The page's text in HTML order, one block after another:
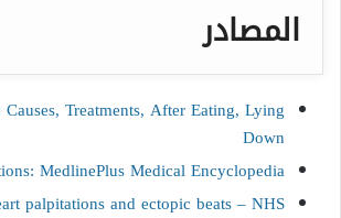
المصادر
Treatments, After Eating, Lying
Down
MedlinePlus Medical Encyclopedia
palpitations and ectopic beats – NHS